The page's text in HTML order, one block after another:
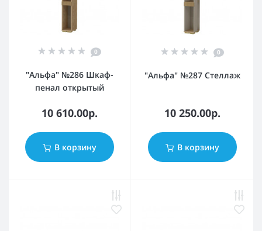
0
"Альфа" №286 Шкаф-
пенал открытый
10 610.00р.
В корзину
0
"Альфа" №287 Стеллаж
10 250.00р.
В корзину